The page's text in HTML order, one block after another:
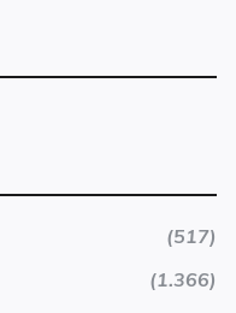
(517)
(1.366)